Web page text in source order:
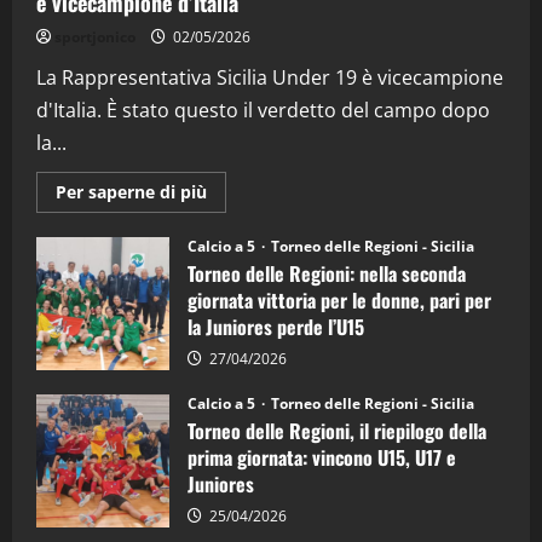
“SportEmpire” in Podcast: 26^ Puntata
08/04/2026
02/05/2026
La Rappresentativa Sicilia Under 19 è vicecampione
d'Italia. È stato questo il verdetto del campo dopo
la...
Per saperne di più
informazioni
Torneo
delle
Regioni
di
calcio
a
5:
la
Juniores
è
vicecampione
d’Italia
Calcio a 5 Torneo delle Regioni - Sicilia
Torneo delle Regioni: nella seconda
giornata vittoria per le donne, pari per
la Juniores perde l’U15
27/04/2026
Calcio a 5 Torneo delle Regioni - Sicilia
Torneo delle Regioni, il riepilogo della
prima giornata: vincono U15, U17 e
Juniores
25/04/2026